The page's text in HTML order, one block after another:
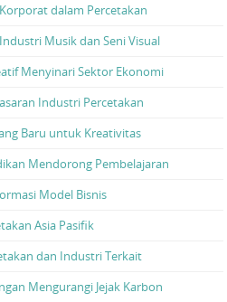
dalam Percetakan
Musik dan Seni Visual
Menyinari Sektor Ekonomi
Industri Percetakan
Baru untuk Kreativitas
Mendorong Pembelajaran
Model Bisnis
Asia Pasifik
dan Industri Terkait
Mengurangi Jejak Karbon